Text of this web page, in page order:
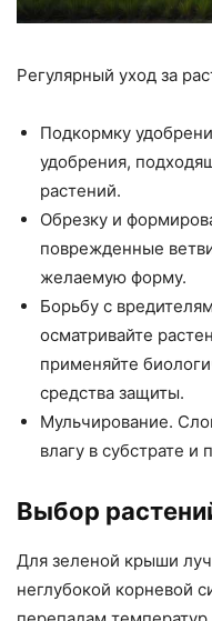
Регулярный уход за
Подкормку
удобрения,
растений.
Обрезку и
поврежденные
желаемую форму.
Борьбу с
осматривайте
применяйте
средства защиты.
Мульчирование.
влагу в субстрате и
Выбор
Для зеленой крыши
неглубокой корневой